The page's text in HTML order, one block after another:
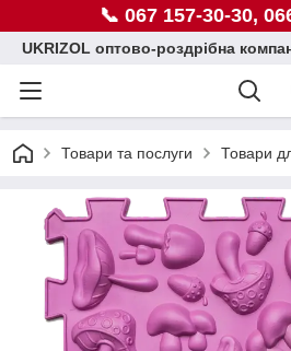
📞 067 157-30-30,
UKRIZOL оптово-роздрібна
Товари та послуги Товари